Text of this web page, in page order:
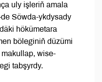
uly işleriň amala
Söwda-ykdysady
hökümetara
böleginiň düzümi
wise-
tabşyrdy.